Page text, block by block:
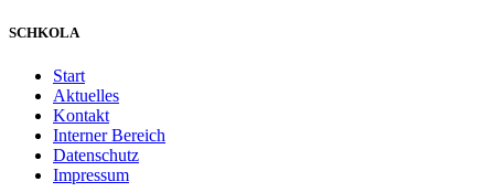
SCHKOLA
Start
Aktuelles
Kontakt
Interner Bereich
Datenschutz
Impressum